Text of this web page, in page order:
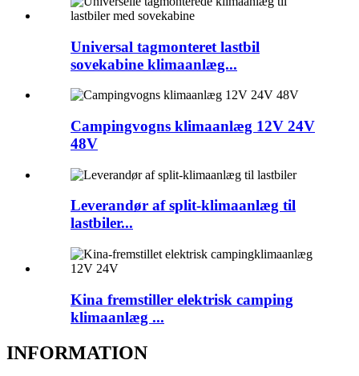
Universal tagmonteret lastbil
sovekabine klimaanlæg...
Campingvogns klimaanlæg 12V 24V
48V
Leverandør af split-klimaanlæg til
lastbiler...
Kina fremstiller elektrisk camping
klimaanlæg ...
INFORMATION